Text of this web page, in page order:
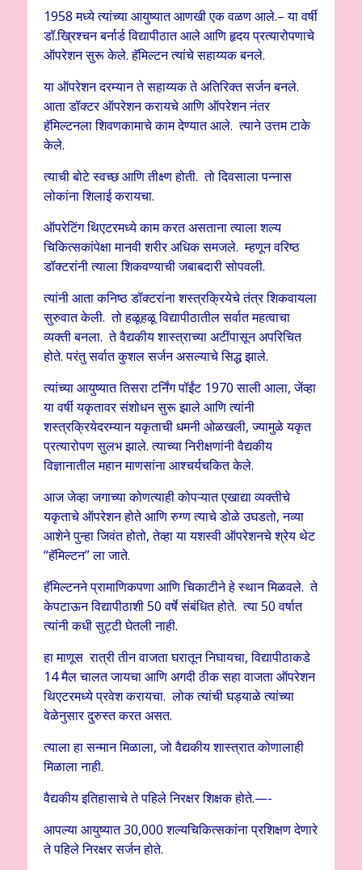
1958 मध्ये त्यांच्या आयुष्यात आणखी एक वळण आले.– या वर्षी
डॉ.ख्रिश्चन बर्नार्ड विद्यापीठात आले आणि हृदय प्रत्यारोपणाचे
ऑपरेशन सुरू केले. हॅमिल्टन त्यांचे सहाय्यक बनले.
या ऑपरेशन दरम्यान ते सहाय्यक ते अतिरिक्त सर्जन बनले.
आता डॉक्टर ऑपरेशन करायचे आणि ऑपरेशन नंतर
हॅमिल्टनला शिवणकामाचे काम देण्यात आले. त्याने उत्तम टाके
केले.
त्याची बोटे स्वच्छ आणि तीक्ष्ण होती. तो दिवसाला पन्नास
लोकांना शिलाई करायचा.
ऑपरेटिंग थिएटरमध्ये काम करत असताना त्याला शल्य
चिकित्सकांपेक्षा मानवी शरीर अधिक समजले. म्हणून वरिष्ठ
डॉक्टरांनी त्याला शिकवण्याची जबाबदारी सोपवली.
त्यांनी आता कनिष्ठ डॉक्टरांना शस्त्रक्रियेचे तंत्र शिकवायला
सुरुवात केली. तो हळूहळू विद्यापीठातील सर्वात महत्वाचा
व्यक्ती बनला. ते वैद्यकीय शास्त्राच्या अटींपासून अपरिचित
होते. परंतु सर्वात कुशल सर्जन असल्याचे सिद्ध झाले.
त्यांच्या आयुष्यात तिसरा टर्निंग पॉईंट 1970 साली आला, जेंव्हा
या वर्षी यकृतावर संशोधन सुरू झाले आणि त्यांनी
शस्त्रक्रियेदरम्यान यकृताची धमनी ओळखली, ज्यामुळे यकृत
प्रत्यारोपण सुलभ झाले. त्याच्या निरीक्षणांनी वैद्यकीय
विज्ञानातील महान माणसांना आश्चर्यचकित केले.
आज जेव्हा जगाच्या कोणत्याही कोपऱ्यात एखाद्या व्यक्तीचे
यकृताचे ऑपरेशन होते आणि रुग्ण त्याचे डोळे उघडतो, नव्या
आशेने पुन्हा जिवंत होतो, तेव्हा या यशस्वी ऑपरेशनचे श्रेय थेट
“हॅमिल्टन” ला जाते.
हॅमिल्टनने प्रामाणिकपणा आणि चिकाटीने हे स्थान मिळवले. ते
केपटाऊन विद्यापीठाशी 50 वर्षे संबंधित होते. त्या 50 वर्षात
त्यांनी कधी सुट्टी घेतली नाही.
हा माणूस रात्री तीन वाजता घरातून निघायचा, विद्यापीठाकडे
14 मैल चालत जायचा आणि अगदी ठीक सहा वाजता ऑपरेशन
थिएटरमध्ये प्रवेश करायचा. लोक त्यांची घड्याळे त्यांच्या
वेळेनुसार दुरुस्त करत असत.
त्याला हा सन्मान मिळाला, जो वैद्यकीय शास्त्रात कोणालाही
मिळाला नाही.
वैद्यकीय इतिहासाचे ते पहिले निरक्षर शिक्षक होते.—-
आपल्या आयुष्यात 30,000 शल्यचिकित्सकांना प्रशिक्षण देणारे
ते पहिले निरक्षर सर्जन होते.